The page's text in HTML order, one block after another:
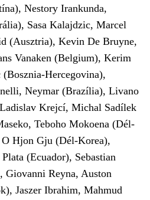
Nestory Irankunda,
Sasa Kalajdzic, Marcel
(Ausztria), Kevin De Bruyne,
Vanaken (Belgium), Kerim
Hercegovina),
Neymar (Brazília), Livano
Krejcí, Michal Sadílek
Teboho Mokoena (Dél-
Hjon Gju (Dél-Korea),
(Ecuador), Sebastian
Giovanni Reyna, Auston
Jaszer Ibrahim, Mahmud